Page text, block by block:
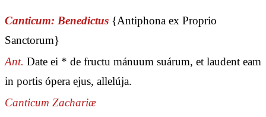
Canticum: Benedictus {Antiphona ex Proprio
Sanctorum}
Ant. Date ei * de fructu mánuum suárum, et laudent eam
in portis ópera ejus, allelúja.
Canticum Zachariæ